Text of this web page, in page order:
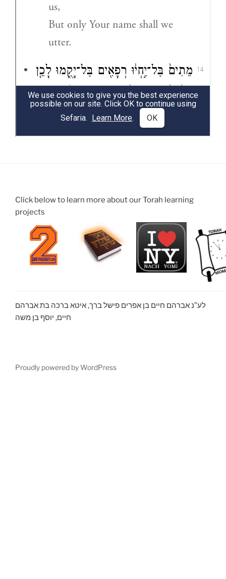
Click below to learn more about our Torah learning
projects
לע”נ אברהם חיים בן אפרים פישל ברך, איטא ברכה בת אברהם
חיים, יוסף בן משה
Proudly powered by WordPress